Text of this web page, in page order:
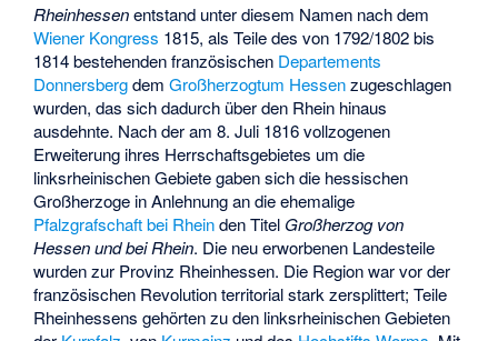
Rheinhessenentstand unter diesem Namen nach dem
Wiener Kongress 1815, als Teile des von 1792/1802 bis
1814 bestehenden französischen Departements
DonnersbergdemGroßherzogtum Hessenzugeschlagen
wurden, das sich dadurch über den Rhein hinaus
ausdehnte. Nach der am 8. Juli 1816 vollzogenen
Erweiterung ihres Herrschaftsgebietes um die
linksrheinischen Gebiete gaben sich die hessischen
Großherzoge in Anlehnung an die ehemalige
Pfalzgrafschaft bei Rheinden Titel Großherzog von
Hessen und bei Rhein. Die neu erworbenen Landesteile
wurden zur Provinz Rheinhessen. Die Region war vor der
französischen Revolution territorial stark zersplittert; Teile
Rheinhessens gehörten zu den linksrheinischen Gebieten